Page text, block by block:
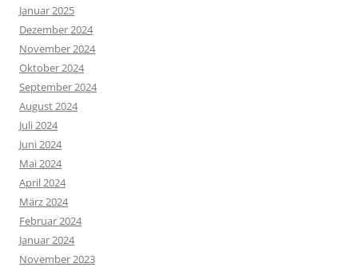
Januar 2025
Dezember 2024
November 2024
Oktober 2024
September 2024
August 2024
Juli 2024
Juni 2024
Mai 2024
April 2024
März 2024
Februar 2024
Januar 2024
November 2023